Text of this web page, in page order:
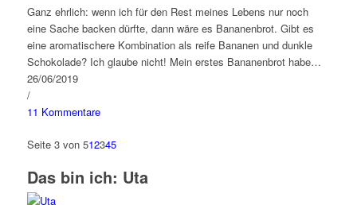
Ganz ehrlich: wenn ich für den Rest meines Lebens nur noch
eine Sache backen dürfte, dann wäre es Bananenbrot. Gibt es
eine aromatischere Kombination als reife Bananen und dunkle
Schokolade? Ich glaube nicht! Mein erstes Bananenbrot habe…
26/06/2019
/
11 Kommentare
Seite 3 von 512345
Das bin ich: Uta